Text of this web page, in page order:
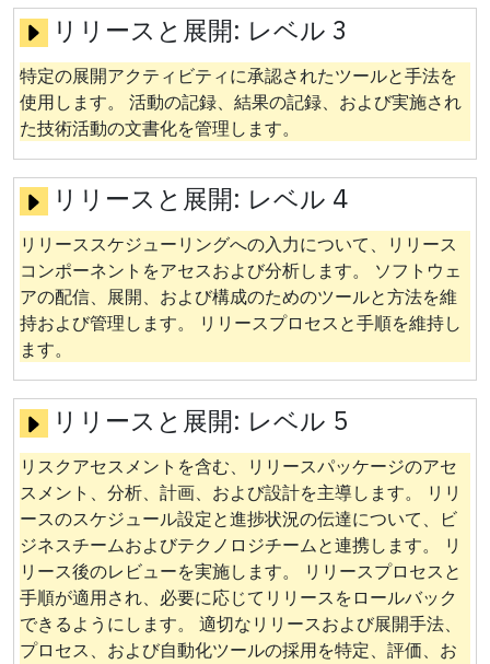
リリースと展開: レベル 3
特定の展開アクティビティに承認されたツールと手法を
使用します。 活動の記録、結果の記録、および実施され
た技術活動の文書化を管理します。
リリースと展開: レベル 4
リリーススケジューリングへの入力について、リリース
コンポーネントをアセスおよび分析します。 ソフトウェ
アの配信、展開、および構成のためのツールと方法を維
持および管理します。 リリースプロセスと手順を維持し
ます。
リリースと展開: レベル 5
リスクアセスメントを含む、リリースパッケージのアセ
スメント、分析、計画、および設計を主導します。 リリ
ースのスケジュール設定と進捗状況の伝達について、ビ
ジネスチームおよびテクノロジチームと連携します。 リ
リース後のレビューを実施します。 リリースプロセスと
手順が適用され、必要に応じてリリースをロールバック
できるようにします。 適切なリリースおよび展開手法、
プロセス、および自動化ツールの採用を特定、評価、お